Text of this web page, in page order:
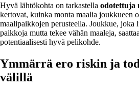
Hyvä lähtökohta on tarkastella odotettuja
kertovat, kuinka monta maalia joukkueen
maalipaikkojen perusteella. Joukkue, joka
paikkoja mutta tekee vähän maaleja,
potentiaalisesti hyvä pelikohde.
Ymmärrä ero riskin ja
välillä